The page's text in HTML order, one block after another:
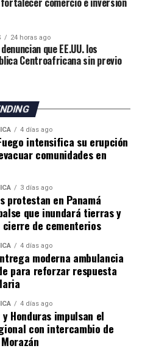
por
la mejor
Selección
gran papel
la mandataria
Oro al mejor jugador del
fue otorgado al español
entrega de medallas a los
junto al primer
el presidente de
y el presidente de la
24 horas ago
que EE.UU. los
Centroafricana sin previo
4 días ago
intensifica su erupción
comunidades en
3 días ago
protestan en Panamá
que inundará tierras y
de cementerios
4 días ago
moderna ambulancia
para reforzar respuesta
4 días ago
y Honduras impulsan el
con intercambio de